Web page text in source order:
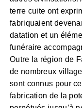
terre cuite ont
fabriquaient
datation et un
funéraire
Outre la région de
de nombreux
sont connus pour
fabrication de la